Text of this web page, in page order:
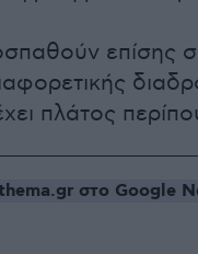
επίσης
πλάτος
στο Google